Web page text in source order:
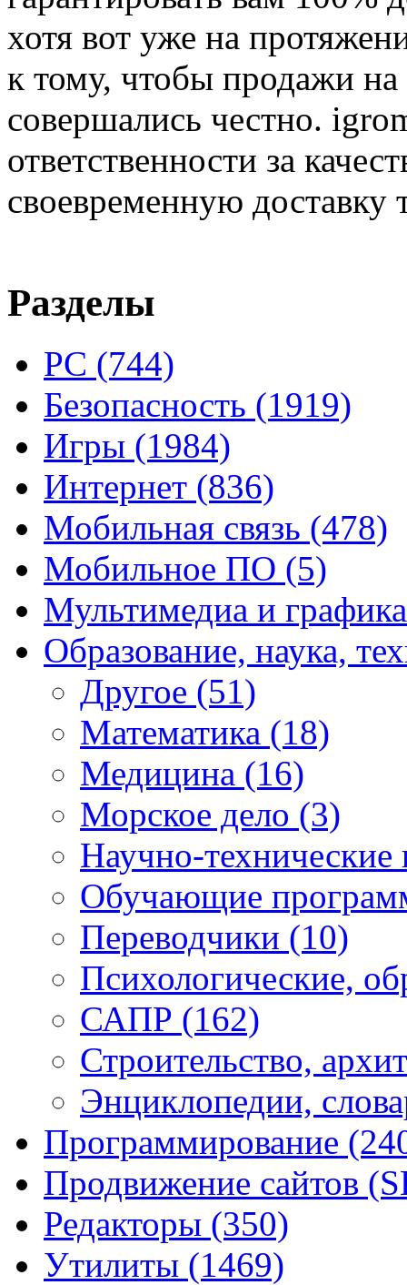
хотя вот уже на
к тому, чтобы продажи
совершались честно.
ответственности за
своевременную доставку
Разделы
PC (744)
Безопасность (1919)
Игры (1984)
Интернет (836)
Мобильная связь (478)
Мобильное ПО (5)
Мультимедиа и
Образование, наука,
Другое (51)
Математика (18)
Медицина (16)
Морское дело (3)
Научно-
Обучающие
Переводчики (10)
Психологические,
САПР (162)
Строительство,
Энциклопедии,
Программирование
Продвижение сайтов
Редакторы (350)
Утилиты (1469)